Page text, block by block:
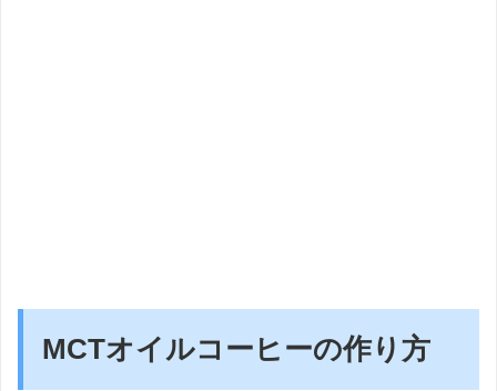
MCTオイルコーヒーの作り方